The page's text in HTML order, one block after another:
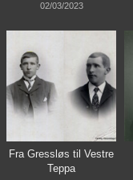
02/03/2023
Fra Gressløs til Vestre
Teppa